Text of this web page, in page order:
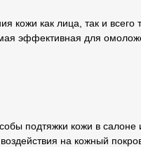
кожи как лица, так и всего
эффективная для
подтяжки кожи в салоне
на кожный